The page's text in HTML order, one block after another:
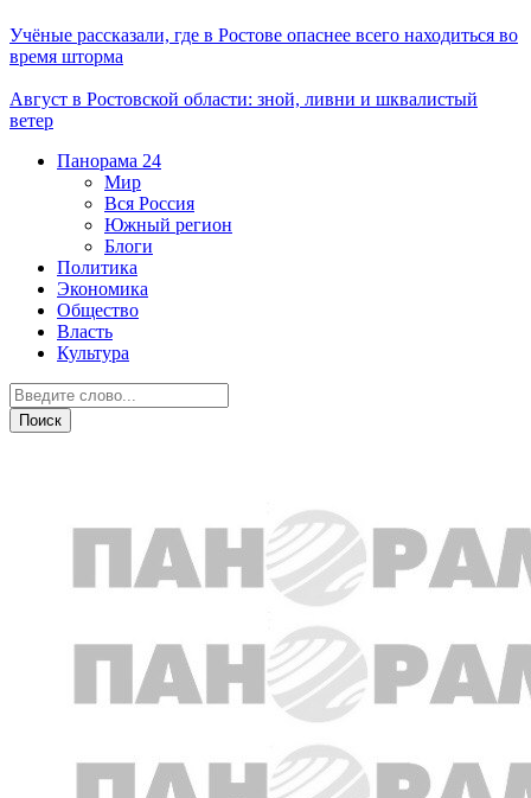
Учёные рассказали, где в Ростове опаснее всего находиться во
время шторма
Август в Ростовской области: зной, ливни и шквалистый
ветер
Панорама 24
Мир
Вся Россия
Южный регион
Блоги
Политика
Экономика
Общество
Власть
Культура